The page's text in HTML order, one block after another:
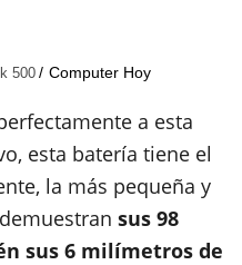
500 Computer Hoy
a esta
esta batería tiene el
la más pequeña y
sus 98
sus 6 milímetros de